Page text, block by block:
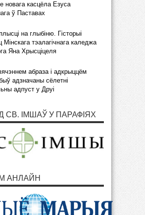
новага касцёла Езуса
ў Паставах
на глыбіню. Гісторыі
Мінскага тэалагічнага каледжа
Яна Хрысціцеля
абраза і адкрыццём
адзначаны сёлетні
адпуст у Друі
СВ. ІМШАЎ У ПАРАФІЯХ
АНЛАЙН